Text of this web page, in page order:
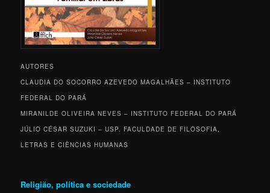
AUTORES
CLAUDIA DO SOCORRO AZEVEDO MAGALHÃES – INSTITUTO
FEDERAL DO PARÁ
MIRANILDE OLIVEIRA NEVES – INSTITUTO FEDERAL DO PARÁ
JÚLIO CÉSAR SUZUKI – USP. FACULDADE DE FILOSOFIA,
LETRAS E CIÊNCIAS HUMANAS
Religião, política e sociedade